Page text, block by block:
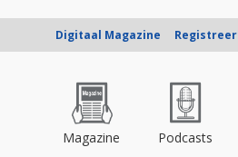
Digitaal Magazine Registreer
Magazine Podcasts